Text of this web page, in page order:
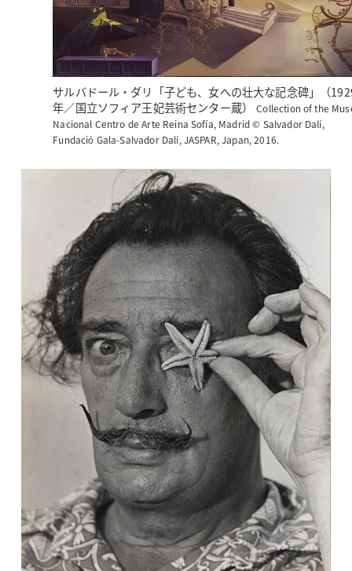
サルバドール・ダリ「子ども、女への壮大な記念碑」（
年／国立ソフィア王妃芸術センター蔵）Collection of the
Nacional Centro de Arte Reina Sofía, Madrid © Salvador Dalí,
Fundació Gala-Salvador Dalí, JASPAR, Japan, 2016.